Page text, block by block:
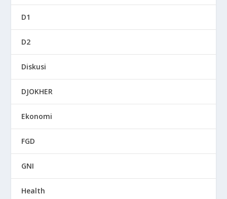
D1
D2
Diskusi
DJOKHER
Ekonomi
FGD
GNI
Health